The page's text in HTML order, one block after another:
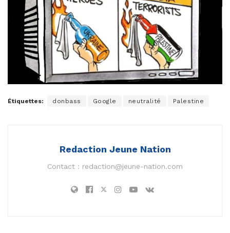
Étiquettes: donbass Google neutralité Palestine
Redaction Jeune Nation
Contact : redaction@jeune-nation.com